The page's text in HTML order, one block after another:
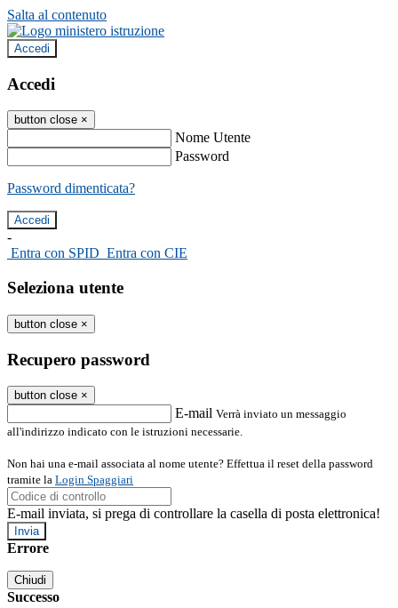
Salta al contenuto
Accedi
Accedi
button close ×
Nome Utente
Password
Password dimenticata?
-
Entra con SPID Entra con CIE
Seleziona utente
button close ×
Recupero password
button close ×
E-mail Verrà inviato un messaggio
all'indirizzo indicato con le istruzioni necessarie.
Non hai una e-mail associata al nome utente? Effettua il reset della password
tramite la Login Spaggiari
E-mail inviata, si prega di controllare la casella di posta elettronica!
Errore
Chiudi
Successo